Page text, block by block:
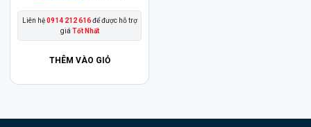
Liên hệ0914 212 616để được hỗ trợ
giá Tốt Nhất
THÊM VÀO GIỎ
nhiều
biến